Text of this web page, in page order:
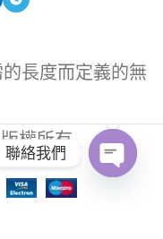
長度而定義的無
. 版權所有
聯絡我們